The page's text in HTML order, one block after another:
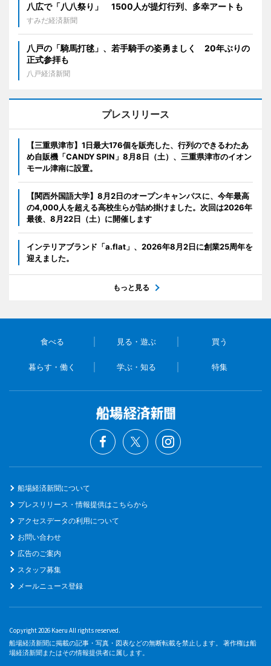
八広で「八八祭り」 1500人が提灯行列、多幸アートも
すみだ経済新聞
八戸の「騎馬打毬」、若手騎手の姿勇ましく 20年ぶりの
正式参拝も
八戸経済新聞
プレスリリース
【三重県津市】1日最大176個を販売した、行列のできるわたあ
め自販機「CANDY SPIN」8月8日（土）、三重県津市のイオン
モール津南に設置。
【関西外国語大学】8月2日のオープンキャンパスに、今年最高
の4,000人を超える高校生らが詰め掛けました。次回は2026年
最後、8月22日（土）に開催します
インテリアブランド「a.flat」、2026年8月2日に創業25周年を
迎えました。
もっと見る
食べる 見る・遊ぶ 買う
暮らす・働く 学ぶ・知る 特集
船場経済新聞について
プレスリリース・情報提供はこちらから
アクセスデータの利用について
お問い合わせ
広告のご案内
スタッフ募集
メールニュース登録
Copyright 2026 Kaeru All rights reserved.
船場経済新聞に掲載の記事・写真・図表などの無断転載を禁止します。 著作権は船
場経済新聞またはその情報提供者に属します。